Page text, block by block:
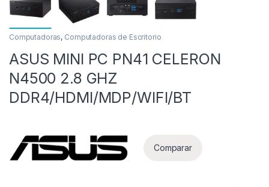
Computadoras, Computadoras de Escritorio
ASUS MINI PC PN41 CELERON
N4500 2.8 GHZ
DDR4/HDMI/MDP/WIFI/BT
Comparar